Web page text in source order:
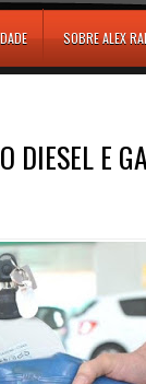
SOBRE ALEX
DIESEL E